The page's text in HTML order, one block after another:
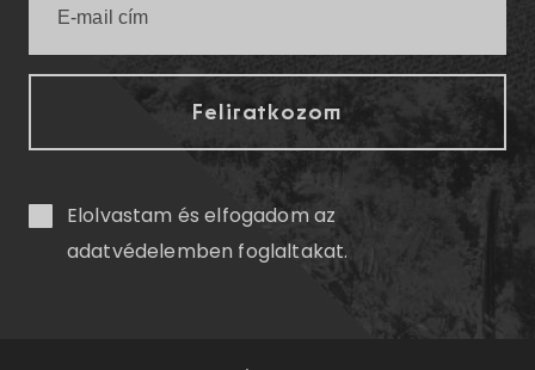
Elolvastam és elfogadom az
adatvédelemben foglaltakat.